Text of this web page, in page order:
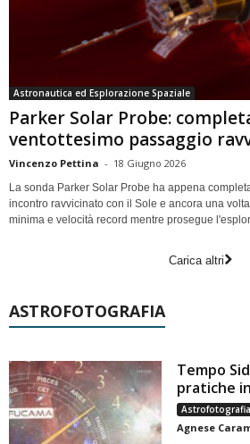
Astronautica ed Esplorazione Spaziale
Parker Solar Probe:
ventottesimo passaggio
Vincenzo Pettina - 18 Giugno 2026
La sonda Parker Solar Probe ha appena
incontro ravvicinato con il Sole e ancora una
minima e velocità record mentre prosegue
Carica altri
ASTROFOTOGRAFIA
Tempo
pratiche
Astrofotografia
Agnese